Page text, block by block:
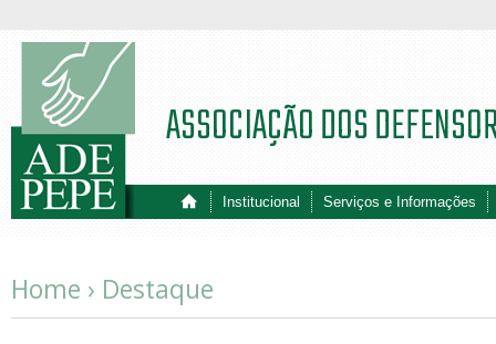
Institucional Serviços e Informações
ASSOCIAÇÃO DOS
Home › Destaque